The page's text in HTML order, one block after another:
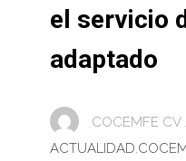
el servicio
adaptado
COCEMFE CV .
ACTUALIDAD,